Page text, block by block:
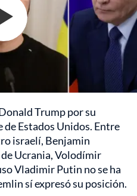
Trump por su
Estados Unidos. Entre
israelí, Benjamin
Ucrania, Volodímir
Vladimir Putin no se ha
sí expresó su posición.